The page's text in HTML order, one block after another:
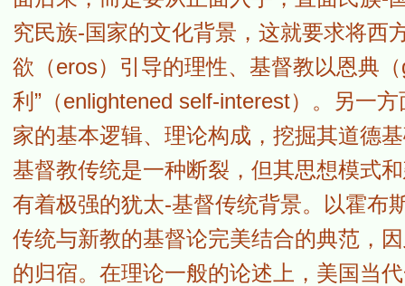
究民族-国家的文化背景，这就要求将西
欲（eros）引导的理性、基督教以恩典
利”（enlightened self-interest）。另一
家的基本逻辑、理论构成，挖掘其道德
基督教传统是一种断裂，但其思想模式
有着极强的犹太-基督传统背景。以霍布
传统与新教的基督论完美结合的典范，
的归宿。在理论一般的论述上，美国当